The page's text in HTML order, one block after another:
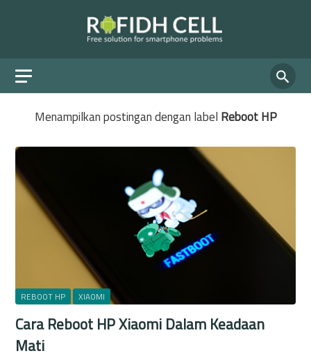
Menampilkan postingan dengan label Reboot HP
REBOOT HP XIAOMI
Cara Reboot HP Xiaomi Dalam Keadaan
Mati